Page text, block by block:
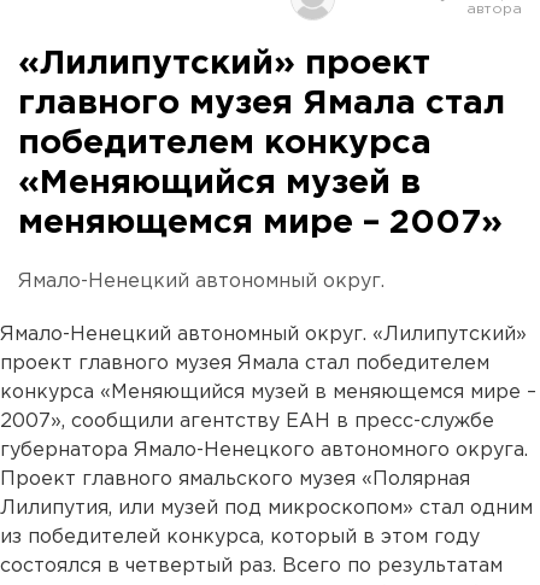
«Лилипутский» проект
главного музея Ямала стал
победителем конкурса
«Меняющийся музей в
меняющемся мире – 2007»
Ямало-Ненецкий автономный округ.
Ямало-Ненецкий автономный округ. «Лилипутский»
проект главного музея Ямала стал победителем
конкурса «Меняющийся музей в меняющемся мире –
2007», сообщили агентству ЕАН в пресс-службе
губернатора Ямало-Ненецкого автономного округа.
Проект главного ямальского музея «Полярная
Лилипутия, или музей под микроскопом» стал одним
из победителей конкурса, который в этом году
состоялся в четвертый раз. Всего по результатам